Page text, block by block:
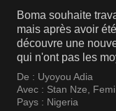
Boma souhaite
mais après avoir
découvre une
qui n'ont pas les
Cependant, ses
De : Uyoyou Adia
Avec : Stan Nze,
Pays : Nigeria